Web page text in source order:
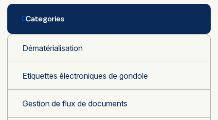
Categories
Dématérialisation
Etiquettes électroniques de gondole
Gestion de flux de documents